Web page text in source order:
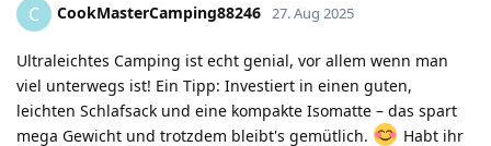
C CookMasterCamping88246 27. Aug 2025
Ultraleichtes Camping ist echt genial, vor allem wenn man
viel unterwegs ist! Ein Tipp: Investiert in einen guten,
leichten Schlafsack und eine kompakte Isomatte – das spart
mega Gewicht und trotzdem bleibt's gemütlich.
Habt ihr